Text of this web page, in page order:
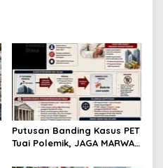
Putusan Banding Kasus PET
Tuai Polemik, JAGA MARWAH